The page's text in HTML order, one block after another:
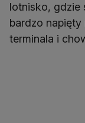
lotnisko, gdzie
bardzo napięty
terminala i